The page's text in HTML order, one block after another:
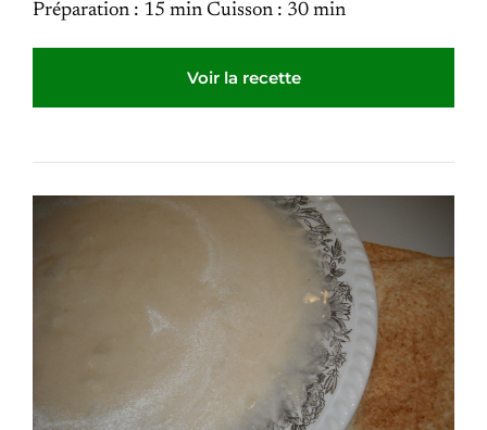
Préparation : 15 min Cuisson : 30 min
Voir la recette